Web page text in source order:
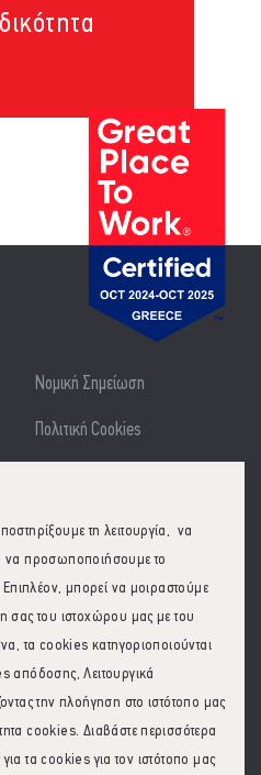
Νομική Σημείωση
Πολιτική Cookies
All rights reserved.
| Συμμετοχών και
τη λειτουργία, να
να προσωποποιήσουμε το
Επιπλέον, μπορεί να μοιραστούμε
σας του ιστοχώρου μας με του
τα cookies κατηγοριοποιούνται
απόδοσης, Λειτουργικά
την πλοήγηση στο ιστότοπο μας
cookies. Διαβάστε περισσότερα
για τα cookies για τον ιστότοπο μας